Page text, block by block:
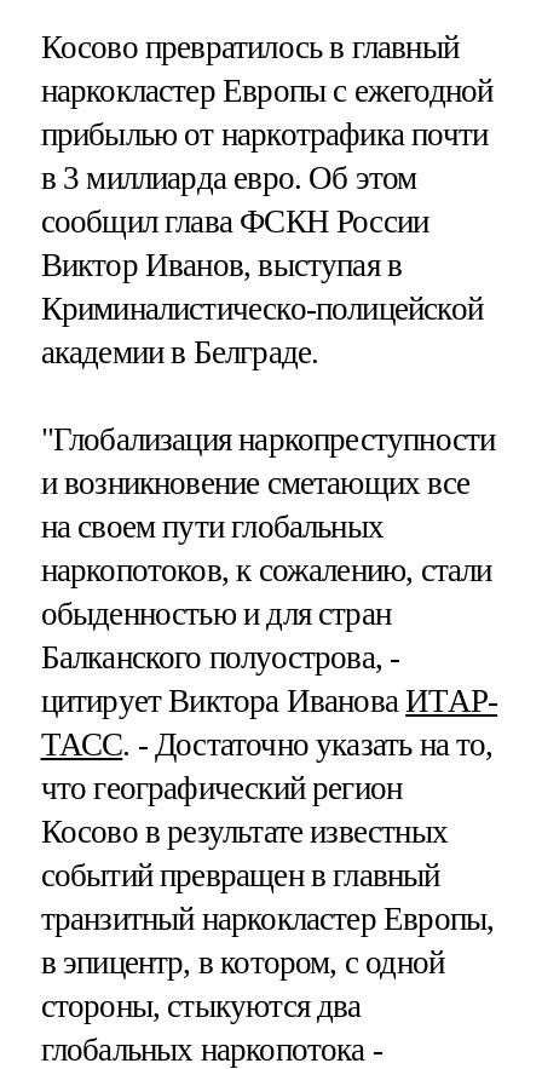
Косово превратилось в главный
наркокластер Европы с ежегодной
прибылью от наркотрафика почти
в 3 миллиарда евро. Об этом
сообщил глава ФСКН России
Виктор Иванов, выступая в
Криминалистическо-полицейской
академии в Белграде.
"Глобализация наркопреступности
и возникновение сметающих все
на своем пути глобальных
наркопотоков, к сожалению, стали
обыденностью и для стран
Балканского полуострова, -
цитирует Виктора ИвановаИТАР-
ТАСС. - Достаточно указать на то,
что географический регион
Косово в результате известных
событий превращен в главный
транзитный наркокластер Европы,
в эпицентр, в котором, с одной
стороны, стыкуются два
глобальных наркопотока -